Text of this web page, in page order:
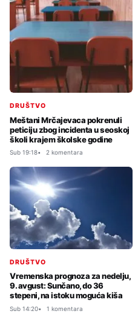
DRUŠTVO
Meštani Mrčajevaca pokrenuli
peticiju zbog incidenta u seoskoj
školi krajem školske godine
Sub 19:18 2 komentara
DRUŠTVO
Vremenska prognoza za nedelju,
9. avgust: Sunčano, do 36
stepeni, na istoku moguća kiša
Sub 14:20 1 komentara